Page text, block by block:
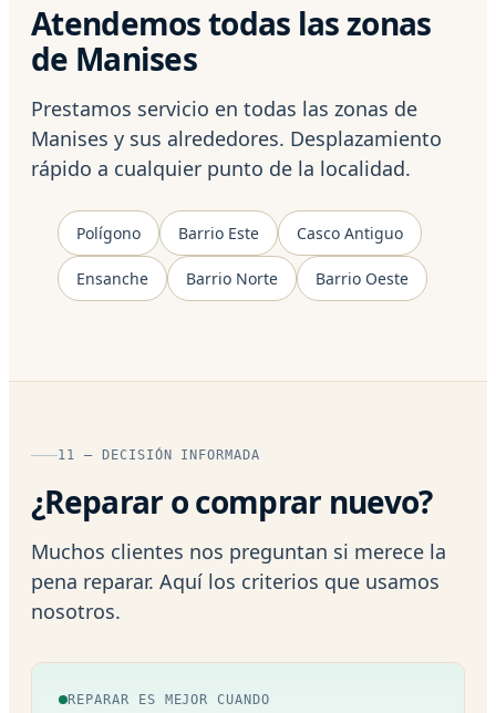
Atendemos todas las zonas
de Manises
Prestamos servicio en todas las zonas de
Manises y sus alrededores. Desplazamiento
rápido a cualquier punto de la localidad.
Polígono Barrio Este Casco Antiguo
Ensanche Barrio Norte Barrio Oeste
11 — DECISIÓN INFORMADA
¿Reparar o comprar nuevo?
Muchos clientes nos preguntan si merece la
pena reparar. Aquí los criterios que usamos
nosotros.
REPARAR ES MEJOR CUANDO